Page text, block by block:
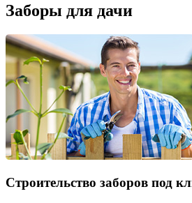
Заборы для дачи
Строительство заборов под